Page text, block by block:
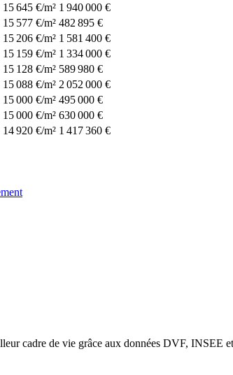
15 645 €/m² 1 940 000 €
15 577 €/m² 482 895 €
15 206 €/m² 1 581 400 €
15 159 €/m² 1 334 000 €
15 128 €/m² 589 980 €
15 088 €/m² 2 052 000 €
15 000 €/m² 495 000 €
15 000 €/m² 630 000 €
14 920 €/m² 1 417 360 €
cadre de vie grâce aux données DVF, INSEE